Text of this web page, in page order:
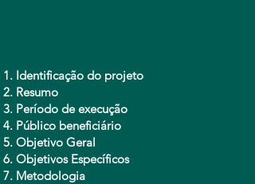
Identificação do projeto
Resumo
Período de execução
Público beneficiário
Objetivo Geral
Objetivos Específicos
Metodologia